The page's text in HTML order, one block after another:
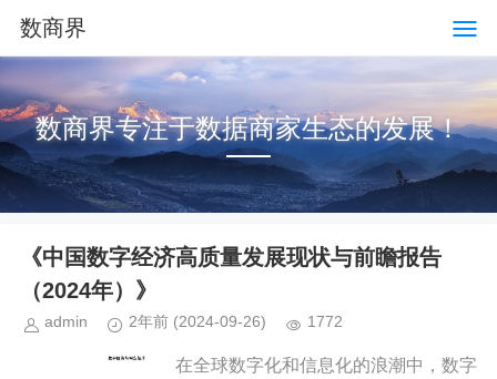
数商界
数商界专注于数据商家生态的发展！
《中国数字经济高质量发展现状与前瞻报告
（2024年）》
admin 2年前 (2024-09-26) 1772
在全球数字化和信息化的浪潮中，数字